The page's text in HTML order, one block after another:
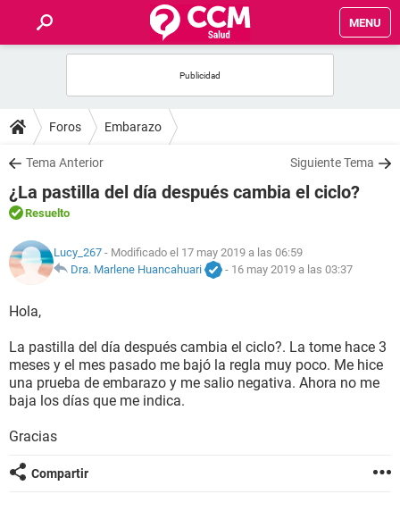
MENU
FOROS
SALUD
FAMILIA
NUTRICIÓN
SEXUALIDAD
GLOSARIO
Foros Embarazo
Tema Anterior Siguiente Tema
¿La pastilla del día después cambia el ciclo?
Resuelto
Lucy_267 - Modificado el 17 may 2019 a las 06:59
Dra. Marlene Huancahuari
- 16 may 2019 a las 03:37
Hola,
La pastilla del día después cambia el ciclo?. La tome hace 3
meses y el mes pasado me bajó la regla muy poco. Me hice
una prueba de embarazo y me salio negativa. Ahora no me
baja los días que me indica.
Gracias
Compartir